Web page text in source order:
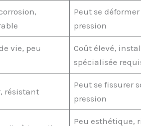
Peut se
pression
vie, peu
Coût élevé,
spécialisée
résistant
Peut se fissurer
pression
Peu esthétique,